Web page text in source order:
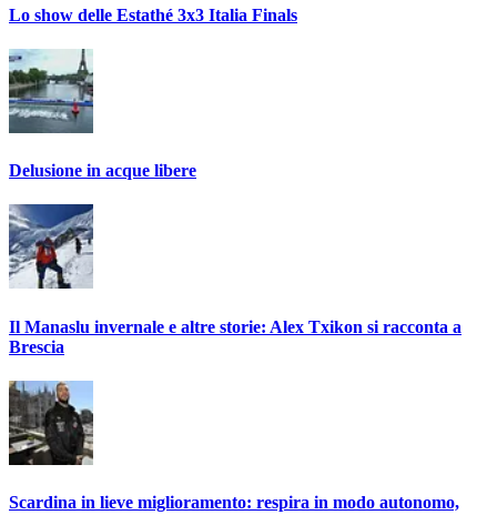
Lo show delle Estathé 3x3 Italia Finals
Delusione in acque libere
Il Manaslu invernale e altre storie: Alex Txikon si racconta a
Brescia
Scardina in lieve miglioramento: respira in modo autonomo,